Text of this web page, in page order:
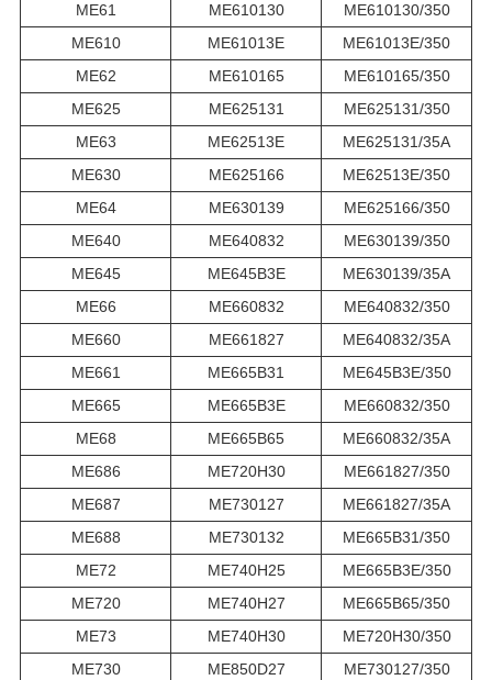
ME61 ME610130
ME610130/350
ME610
ME61013E
ME61013E/350
ME62
ME610165
ME610165/350
ME625
ME625131
ME625131/350
ME63
ME62513E
ME625131/35A
ME630
ME625166
ME62513E/350
ME64
ME630139
ME625166/350
ME640
ME640832
ME630139/350
ME645
ME645B3E
ME630139/35A
ME66
ME660832
ME640832/350
ME660
ME661827
ME640832/35A
ME661
ME665B31
ME645B3E/350
ME665
ME665B3E
ME660832/350
ME68
ME665B65
ME660832/35A
ME686
ME720H30
ME661827/350
ME687
ME730127
ME661827/35A
ME688
ME730132
ME665B31/350
ME72
ME740H25
ME665B3E/350
ME720
ME740H27
ME665B65/350
ME73
ME740H30
ME720H30/350
ME730
ME850D27
ME730127/350